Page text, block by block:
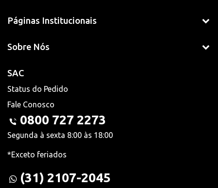
Páginas Institucionais
Sobre Nós
SAC
Status do Pedido
Fale Conosco
0800 727 2273
Segunda à sexta 8:00 às 18:00
*Exceto feriados
(31) 2107-2045